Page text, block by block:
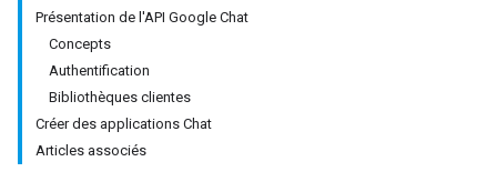
Présentation de l'API Google Chat
Concepts
Authentification
Bibliothèques clientes
Créer des applications Chat
Articles associés